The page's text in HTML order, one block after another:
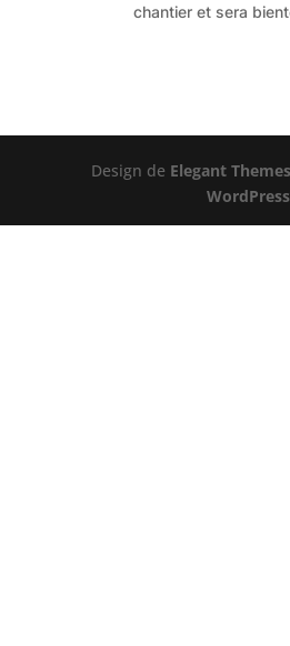
chantier et sera
Design de Elegant Themes
WordPress